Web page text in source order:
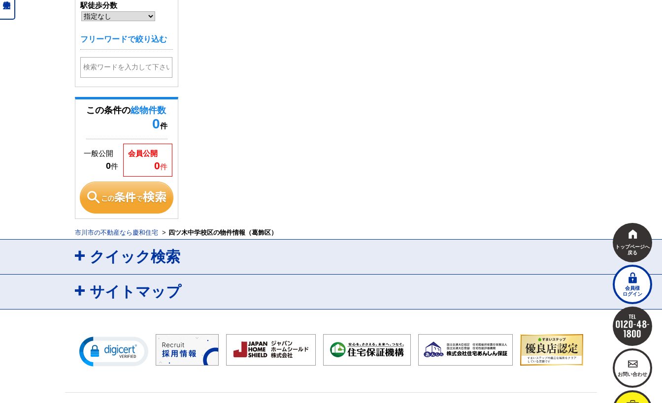
駅徒歩分数
フリーワードで絞り込む
この条件の総物件数
0件
会員公開
0件
一般公開
0件
市川市の不動産なら慶和住宅 四ツ木中学校区の物件情報（葛飾区）
クイック検索
サイトマップ
トップページへ
戻る
会員様
ログイン
お問い合わせ